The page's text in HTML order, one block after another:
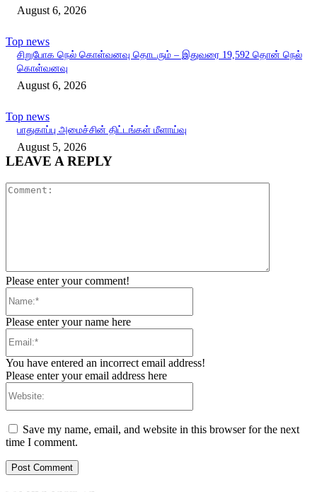
August 6, 2026
Top news
சிறுபோக நெல் கொள்வனவு தொடரும் – இதுவரை 19,592 தொன் நெல்
கொள்வனவு
August 6, 2026
Top news
பாதுகாப்பு அமைச்சின் திட்டங்கள் மீளாய்வு
August 5, 2026
LEAVE A REPLY
Please enter your comment!
Please enter your name here
You have entered an incorrect email address!
Please enter your email address here
Save my name, email, and website in this browser for the next
time I comment.